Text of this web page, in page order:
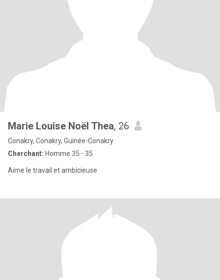
Marie Louise Noël Thea, 26
Conakry, Conakry, Guinée-Conakry
Cherchant: Homme 35 - 35
Aime le travail et ambicieuse